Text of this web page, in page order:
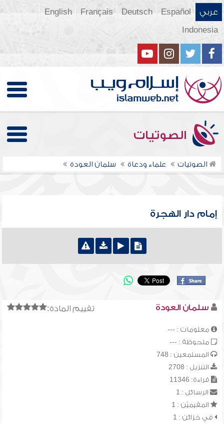
عربي Español
Deutsch
Français
English
Indonesia
الصوتيات
الصوتيات علماء ودعاة سلمان العودة
إمام دار الهجرة
تقييم المادة: سلمان العودة
معلومات : ---
ملحوظة : ---
المستمعين : 748
التنزيل : 2708
قراءة: 11346
الرسائل : 1
المقيميّن : 1
في خزائن : 1